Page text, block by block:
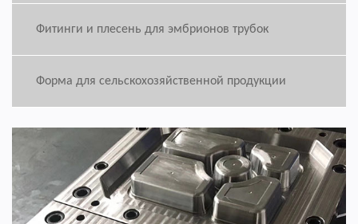
Фитинги и плесень для эмбрионов трубок
Форма для сельскохозяйственной продукции